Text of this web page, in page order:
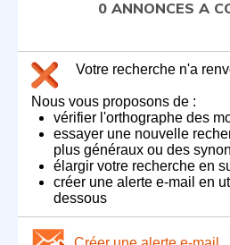
0 ANNONCES A
Votre recherche n'a
Nous vous proposons de :
vérifier l'orthographe des
essayer une nouvelle
plus généraux ou des
élargir votre recherche en
créer une alerte e-mail en
dessous